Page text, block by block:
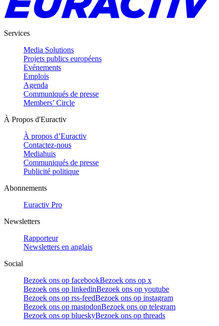
Services
Media Solutions
Projets publics européens
Evénements
Emplois
Agenda
Communiqués de presse
Members’ Circle
À Propos d'Euractiv
À propos d’Euractiv
Contactez-nous
Mediahuis
Communiqués de presse
Publicité politique
Abonnements
Euractiv Pro
Newsletters
Rapporteur
Newsletters en anglais
Social
Bezoek ons op facebookBezoek ons op x
Bezoek ons op linkedinBezoek ons op youtube
Bezoek ons op rss-feedBezoek ons op instagram
Bezoek ons op mastodonBezoek ons op telegram
Bezoek ons op blueskyBezoek ons op threads